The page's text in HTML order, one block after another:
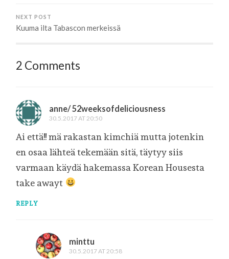
NEXT POST
Kuuma ilta Tabascon merkeissä
2 Comments
anne/ 52weeksofdeliciousness
30.5.2017 AT 20:50
Ai että!! mä rakastan kimchiä mutta jotenkin
en osaa lähteä tekemään sitä, täytyy siis
varmaan käydä hakemassa Korean Housesta
take awayt
REPLY
minttu
30.5.2017 AT 20:58